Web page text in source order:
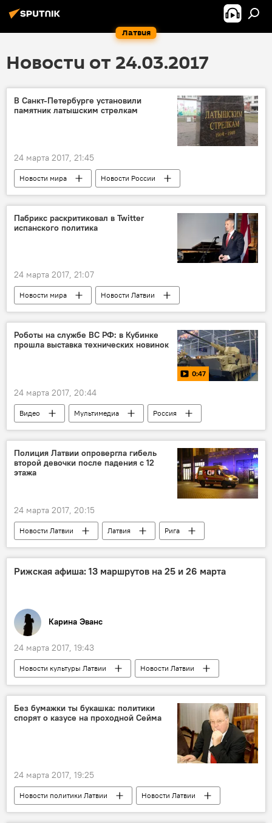
Латвия
Новости от 24.03.2017
В Санкт-Петербурге установили
памятник латышским стрелкам
24 марта 2017, 21:45
Новости мира Новости России
Пабрикс раскритиковал в Twitter
испанского политика
24 марта 2017, 21:07
Новости мира
Новости Латвии
Борьба Каталонии за независимость
Роботы на службе ВС РФ: в Кубинке
прошла выставка технических новинок
0:47
24 марта 2017, 20:44
Видео Мультимедиа
Россия
роботы
Дивный новый мир
Полиция Латвии опровергла гибель
второй девочки после падения с 12
этажа
24 марта 2017, 20:15
Новости Латвии Латвия
Рига
полиция
Рижская афиша: 13 маршрутов на 25 и 26 марта
Карина Эванс
24 марта 2017, 19:43
Новости культуры Латвии
Новости Латвии
Рига
афиша
Без бумажки ты букашка: политики
спорят о казусе на проходной Сейма
24 марта 2017, 19:25
Новости политики Латвии Новости Латвии